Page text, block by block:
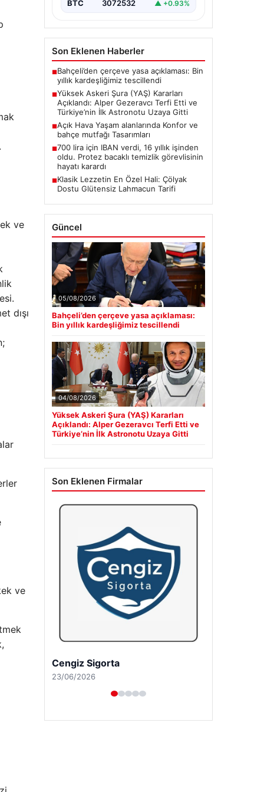
ve
dışı
ve
oluşturan Yüksek Askeri Şura
BTC 3072532 ▲ +0.93%
Son Eklenen Haberler
■Bahçeli’den çerçeve yasa açıklaması: Bin
yıllık kardeşliğimiz tescillendi
■Yüksek Askeri Şura (YAŞ) Kararları
Açıklandı: Alper Gezeravcı Terfi Etti ve
Türkiye’nin İlk Astronotu Uzaya Gitti
■Açık Hava Yaşam alanlarında Konfor ve
bahçe mutfağı Tasarımları
■700 lira için IBAN verdi, 16 yıllık işinden
oldu. Protez bacaklı temizlik görevlisinin
hayatı karardı
■Klasik Lezzetin En Özel Hali: Çölyak
Dostu Glütensiz Lahmacun Tarifi
Güncel
05/08/2026
Bahçeli’den çerçeve yasa açıklaması:
Bin yıllık kardeşliğimiz tescillendi
04/08/2026
Yüksek Askeri Şura (YAŞ) Kararları
Açıklandı: Alper Gezeravcı Terfi Etti ve
Türkiye’nin İlk Astronotu Uzaya Gitti
Son Eklenen Firmalar
Hastaş Beton
26/05/2026